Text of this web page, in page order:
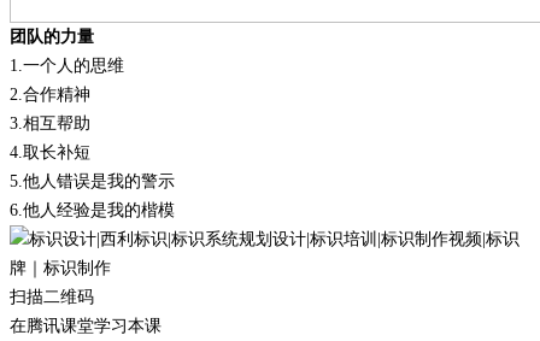
团队的力量
1. 一个人的思维
2. 合作精神
3. 相互帮助
4. 取长补短
5. 他人错误是我的警示
6. 他人经验是我的楷模
扫描二维码
在腾讯课堂学习本课